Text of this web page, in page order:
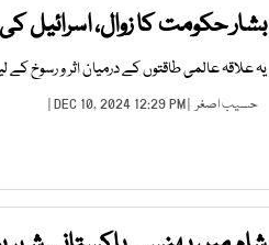
بشار حکومت کا زوال، اسرائیل
یہ علاقہ عالمی طاقتوں کے درمیان اثر و رسوخ
حسیب اصغر | DEC 10, 2024 12:29 PM |